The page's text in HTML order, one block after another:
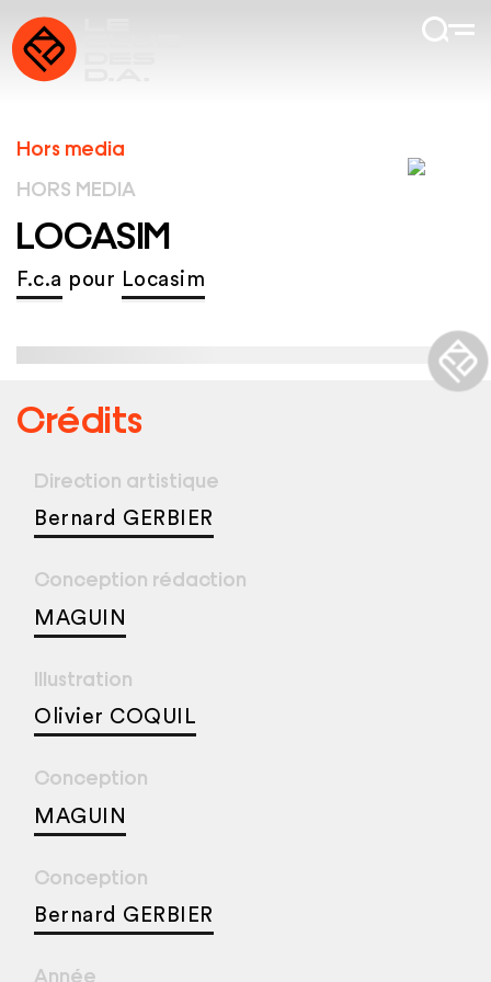
Hors media
HORS MEDIA
LOCASIM
F.c.a pour Locasim
Crédits
Direction artistique
Bernard GERBIER
Conception rédaction
MAGUIN
Illustration
Olivier COQUIL
Conception
MAGUIN
Conception
Bernard GERBIER
Année